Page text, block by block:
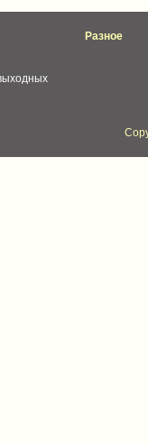
Разное